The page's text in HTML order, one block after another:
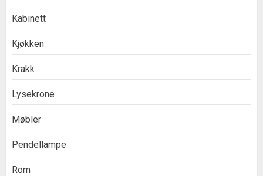
Kabinett
Kjøkken
Krakk
Lysekrone
Møbler
Pendellampe
Rom